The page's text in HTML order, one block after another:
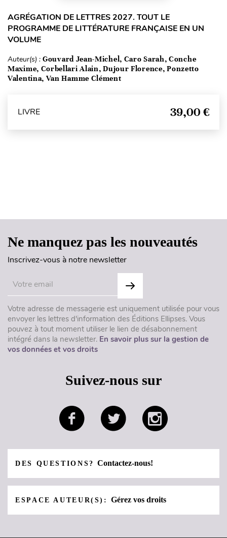
AGRÉGATION DE LETTRES 2027. TOUT LE
PROGRAMME DE LITTÉRATURE FRANÇAISE EN UN
VOLUME
Auteur(s) : Gouvard Jean-Michel, Caro Sarah, Conche
Maxime, Corbellari Alain, Dujour Florence, Ponzetto
Valentina, Van Hamme Clément
LIVRE 39,00 €
Ne manquez pas les nouveautés
Inscrivez-vous à notre newsletter
Votre adresse de messagerie est uniquement utilisée pour vous
envoyer les lettres d'information des Éditions Ellipses. Vous
pouvez à tout moment utiliser le lien de désabonnement
intégré dans la newsletter. En savoir plus sur la gestion de
vos données et vos droits
Suivez-nous sur
DES QUESTIONS?Contactez-nous!
ESPACE AUTEUR(S):Gérez vos droits